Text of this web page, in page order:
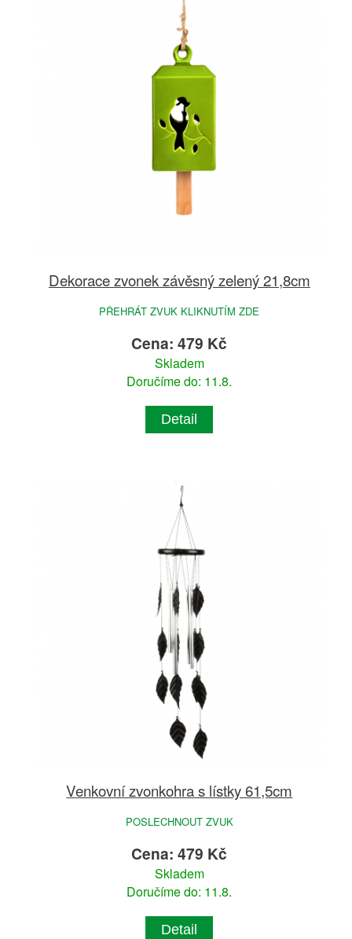
Dekorace zvonek závěsný zelený 21,8cm
PŘEHRÁT ZVUK KLIKNUTÍM ZDE
Cena: 479 Kč
Skladem
Doručíme do: 11.8.
Detail
Venkovní zvonkohra s lístky 61,5cm
POSLECHNOUT ZVUK
Cena: 479 Kč
Skladem
Doručíme do: 11.8.
Detail